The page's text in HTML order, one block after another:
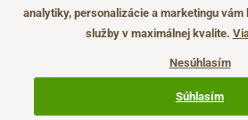
Údaje majú len informatívny charakter a môžu byť
analytiky, personalizácie a marketingu
služby v maximálnej kvalite.
Nesúhlasím
Súhlasím